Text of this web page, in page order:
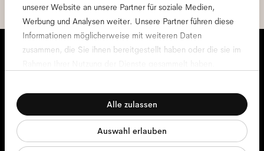
unserer Website an unsere Partner für soziale Medien,
Werbung und Analysen weiter. Unsere Partner führen diese
Informationen möglicherweise mit weiteren Daten
zusammen, die Sie ihnen bereitgestellt haben oder die sie im
Notwendig
Präferenzen
Statistiken
Alle zulassen
Auswahl erlauben
Wir stehen dir zur Seite.
Mo - Fr, 9:00 - 17:00
Brillen